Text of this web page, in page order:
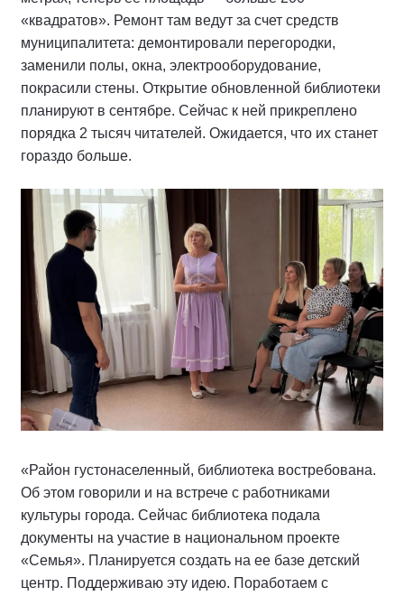
«квадратов». Ремонт там ведут за счет средств
муниципалитета: демонтировали перегородки,
заменили полы, окна, электрооборудование,
покрасили стены. Открытие обновленной библиотеки
планируют в сентябре. Сейчас к ней прикреплено
порядка 2 тысяч читателей. Ожидается, что их станет
гораздо больше.
«Район густонаселенный, библиотека востребована.
Об этом говорили и на встрече с работниками
культуры города. Сейчас библиотека подала
документы на участие в национальном проекте
«Семья». Планируется создать на ее базе детский
центр. Поддерживаю эту идею. Поработаем с